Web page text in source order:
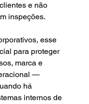
e não
inspeções.
esse
para proteger
marca e
—
há
internos de